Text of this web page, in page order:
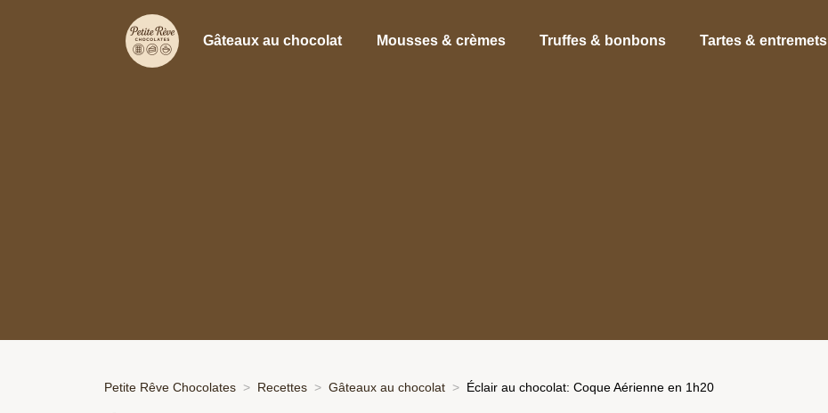
Gâteaux au chocolat Mousses & crèmes Truffes & bonbons Tartes & entremets
Petite Rêve Chocolates Recettes Gâteaux au chocolat Éclair au chocolat: Coque Aérienne en 1h20